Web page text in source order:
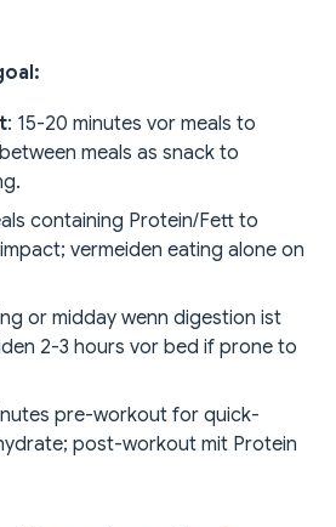
: 15-20 minutes vor meals to
meals as snack to
containing Protein/Fett to
vermeiden eating alone on
or midday wenn digestion ist
2-3 hours vor bed if prone to
pre-workout for quick-
post-workout mit Protein